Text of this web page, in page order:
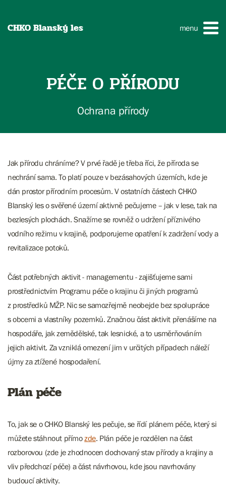
CHKO Blanský les menu
PÉČE O PŘÍRODU
Ochrana přírody
Jak přírodu chráníme? V prvé řadě je třeba říci, že příroda se
nechrání sama. To platí pouze v bezásahových územích, kde je
dán prostor přírodním procesům. V ostatních částech CHKO
Blanský les o svěřené území aktivně pečujeme – jak v lese, tak na
bezlesých plochách. Snažíme se rovněž o udržení příznivého
vodního režimu v krajině, podporujeme opatření k zadržení vody a
revitalizace potoků.
Část potřebných aktivit - managementu - zajišťujeme sami
prostřednictvím Programu péče o krajinu či jiných programů
z prostředků MŽP. Nic se samozřejmě neobejde bez spolupráce
s obcemi a vlastníky pozemků. Značnou část aktivit přenášíme na
hospodáře, jak zemědělské, tak lesnické, a to usměrňováním
jejich aktivit. Za vzniklá omezení jim v určitých případech náleží
újmy za ztížené hospodaření.
Plán péče
​​​​​​​To, jak se o CHKO Blanský les pečuje, se řídí plánem péče, který si
můžete stáhnout přímozde. Plán péče je rozdělen na část
rozborovou (zde je zhodnocen dochovaný stav přírody a krajiny a
vliv předchozí péče) a část návrhovou, kde jsou navrhovány
budoucí aktivity.